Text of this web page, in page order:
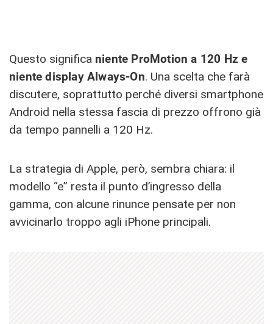
Questo significa niente ProMotion a 120 Hz e
niente display Always-On. Una scelta che farà
discutere, soprattutto perché diversi smartphone
Android nella stessa fascia di prezzo offrono già
da tempo pannelli a 120 Hz.
La strategia di Apple, però, sembra chiara: il
modello “e” resta il punto d’ingresso della
gamma, con alcune rinunce pensate per non
avvicinarlo troppo agli iPhone principali.